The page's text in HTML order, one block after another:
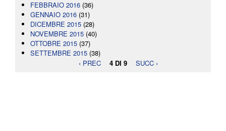
FEBBRAIO 2016 (36)
GENNAIO 2016 (31)
DICEMBRE 2015 (28)
NOVEMBRE 2015 (40)
OTTOBRE 2015 (37)
SETTEMBRE 2015 (38)
‹ PREC
4 DI 9 SUCC ›